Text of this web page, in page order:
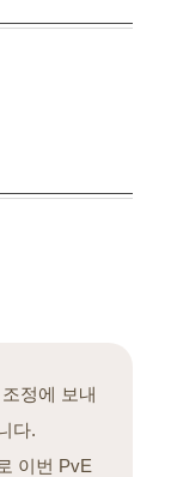
정에 보내
다.
이번 PvE